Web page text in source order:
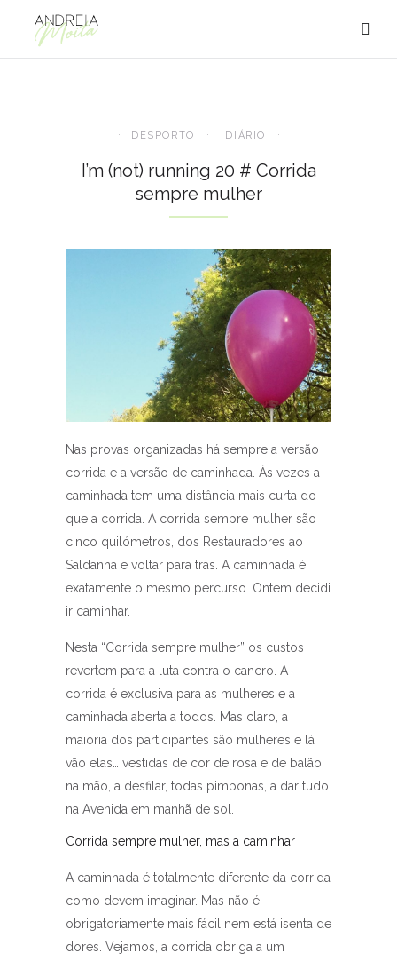
DESPORTO DIÁRIO
I’m (not) running 20 # Corrida
sempre mulher
Nas provas organizadas há sempre a versão
corrida e a versão de caminhada. Às vezes a
caminhada tem uma distância mais curta do
que a corrida. A corrida sempre mulher são
cinco quilómetros, dos Restauradores ao
Saldanha e voltar para trás. A caminhada é
exatamente o mesmo percurso. Ontem decidi
ir caminhar.
Nesta “Corrida sempre mulher” os custos
revertem para a luta contra o cancro. A
corrida é exclusiva para as mulheres e a
caminhada aberta a todos. Mas claro, a
maioria dos participantes são mulheres e lá
vão elas… vestidas de cor de rosa e de balão
na mão, a desfilar, todas pimponas, a dar tudo
na Avenida em manhã de sol.
Corrida sempre mulher, mas a caminhar
A caminhada é totalmente diferente da corrida
como devem imaginar. Mas não é
obrigatoriamente mais fácil nem está isenta de
dores. Vejamos, a corrida obriga a um